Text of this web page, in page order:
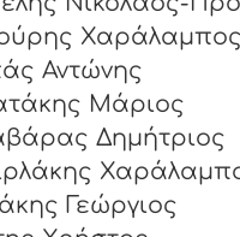
Χαράλαμπος
Αντώνης
Μάριος
Δημήτριος
Γεώργιος